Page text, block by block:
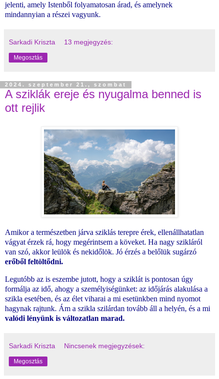
jelenti, amely Istenből folyamatosan árad, és amelynek
mindannyian a részei vagyunk.
Sarkadi Kriszta 13 megjegyzés:
Megosztás
2024. szeptember 21., szombat
A sziklák ereje és nyugalma benned is
ott rejlik
Amikor a természetben járva sziklás terepre érek, ellenállhatatlan
vágyat érzek rá, hogy megérintsem a köveket. Ha nagy szikláról
van szó, akkor leülök és nekidőlök. Jó érzés a belőlük sugárzó
erőből feltöltődni.
Legutóbb az is eszembe jutott, hogy a sziklát is pontosan úgy
formálja az idő, ahogy a személyiségünket: az időjárás alakulása a
szikla esetében, és az élet viharai a mi esetünkben mind nyomot
hagynak rajtunk. Ám a szikla szilárdan tovább áll a helyén, és a mi
valódi lényünk is változatlan marad.
Sarkadi Kriszta Nincsenek megjegyzések:
Megosztás